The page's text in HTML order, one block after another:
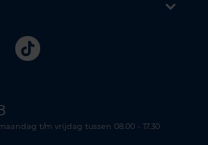
Tiktok
t/m vrijdag tussen 08.00 - 17.30